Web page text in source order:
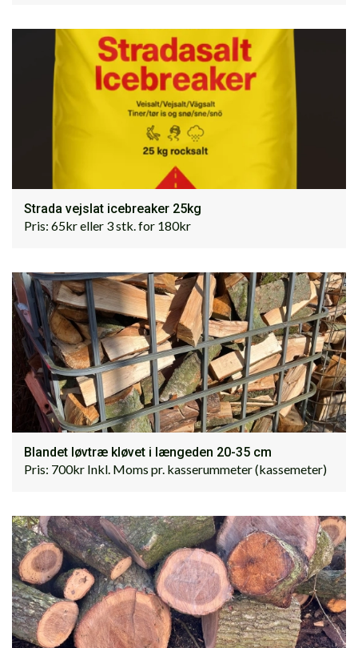
Strada vejslat icebreaker 25kg
Pris: 65kr eller 3 stk. for 180kr
Blandet løvtræ kløvet i længeden 20-35 cm
Pris: 700kr Inkl. Moms pr. kasserummeter (kassemeter)